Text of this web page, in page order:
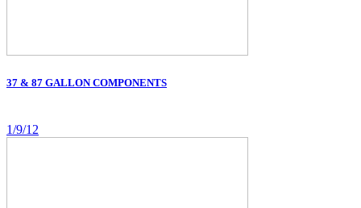
37 & 87 GALLON COMPONENTS
1/9/12